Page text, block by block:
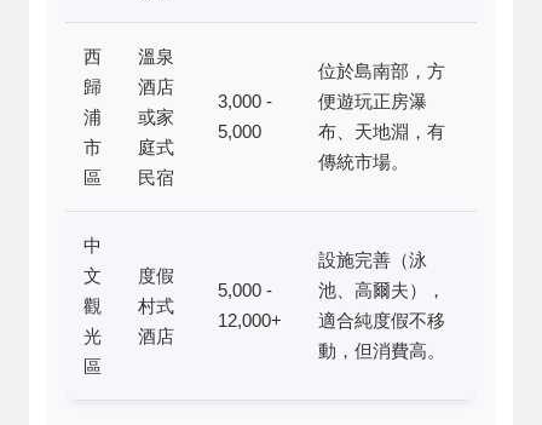
西
歸
浦
市
區
溫泉
酒店
或家
庭式
民宿
3,000 -
5,000
位於島南部，方
便遊玩正房瀑
布、天地淵，有
傳統市場。
中
文
觀
光
區
度假
村式
酒店
5,000 -
12,000+
設施完善（泳
池、高爾夫），
適合純度假不移
動，但消費高。